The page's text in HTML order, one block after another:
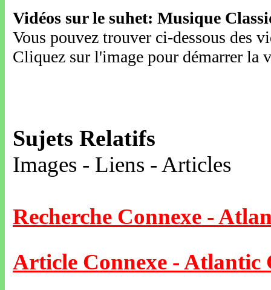
Vidéos sur le suhet: Musique
Vous pouvez trouver ci-dessous des
Cliquez sur l'image pour démarrer la
Sujets Relatifs
Images - Liens - Articles
Recherche Connexe -
Article Connexe - Atlantic